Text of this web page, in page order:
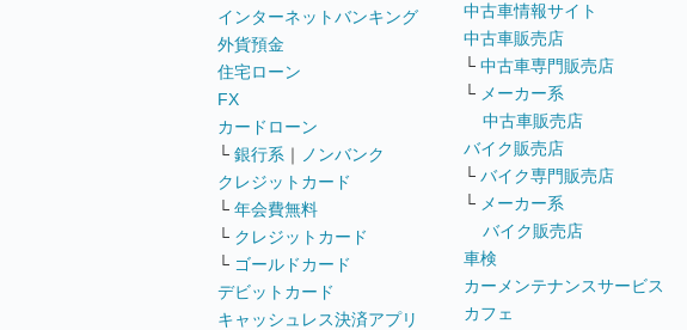
インターネットバンキング
外貨預金
住宅ローン
FX
カードローン
└ 銀行系 ｜
ノンバンク
クレジットカード
└ 年会費無料
└ クレジットカード
└ ゴールドカード
デビットカード
キャッシュレス決済アプリ
中古車情報サイト
中古車販売店
└ 中古車専門販売店
└ メーカー系
中古車販売店
バイク販売店
└ バイク専門販売店
└ メーカー系
バイク販売店
車検
カーメンテナンスサービス
カフェ